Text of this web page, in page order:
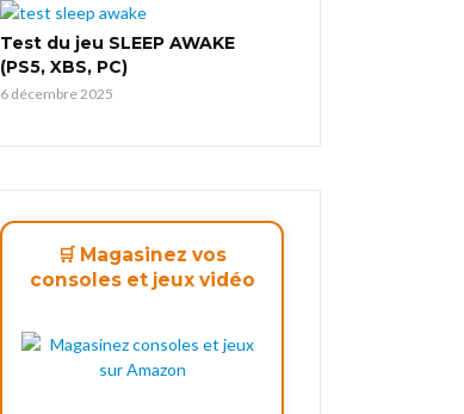
Test du jeu SLEEP AWAKE
(PS5, XBS, PC)
6 décembre 2025
🛒 Magasinez vos
consoles et jeux vidéo